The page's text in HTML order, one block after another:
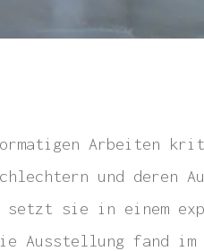
Arbeiten
und deren
setzt sie in einem
Ausstellung fand